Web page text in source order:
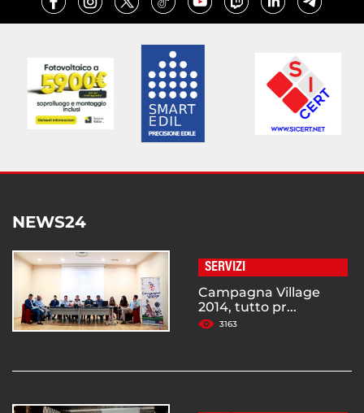
NEWS24
SERVIZI
Campagna Village
2014, tutto pr...
3163